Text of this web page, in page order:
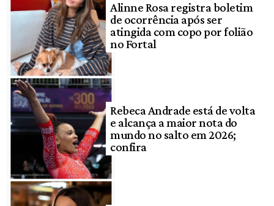
Alinne Rosa registra boletim
de ocorrência após ser
atingida com copo por folião
no Fortal
Rebeca Andrade está de volta
e alcança a maior nota do
mundo no salto em 2026;
confira